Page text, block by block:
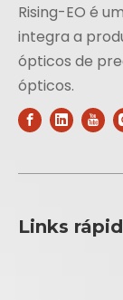
Rising-EO é
integra a
ópticos de
ópticos.
Links